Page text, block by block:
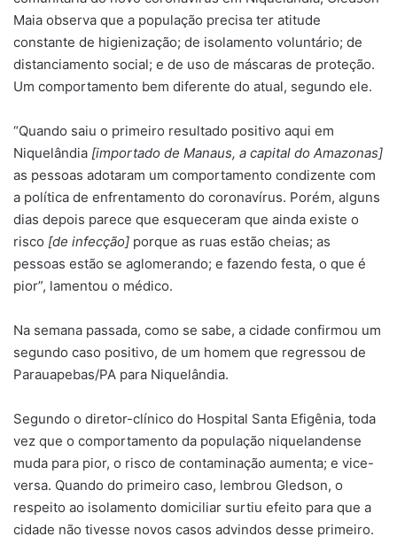
Maia observa que a população precisa ter atitude
constante de higienização; de isolamento voluntário; de
distanciamento social; e de uso de máscaras de proteção.
Um comportamento bem diferente do atual, segundo ele.
“Quando saiu o primeiro resultado positivo aqui em
Niquelândia [importado de Manaus, a capital do Amazonas]
as pessoas adotaram um comportamento condizente com
a política de enfrentamento do coronavírus. Porém, alguns
dias depois parece que esqueceram que ainda existe o
risco [de infecção] porque as ruas estão cheias; as
pessoas estão se aglomerando; e fazendo festa, o que é
pior”, lamentou o médico.
Na semana passada, como se sabe, a cidade confirmou um
segundo caso positivo, de um homem que regressou de
Parauapebas/PA para Niquelândia.
Segundo o diretor-clínico do Hospital Santa Efigênia, toda
vez que o comportamento da população niquelandense
muda para pior, o risco de contaminação aumenta; e vice-
versa. Quando do primeiro caso, lembrou Gledson, o
respeito ao isolamento domiciliar surtiu efeito para que a
cidade não tivesse novos casos advindos desse primeiro.